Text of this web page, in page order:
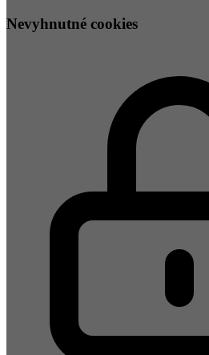
Nevyhnutné cookies